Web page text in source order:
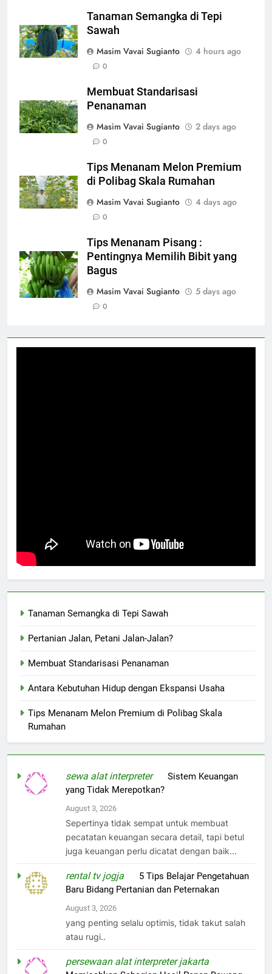
Tanaman Semangka di Tepi
Sawah
Masim Vavai Sugianto
4 hours ago
0
Membuat Standarisasi
Penanaman
Masim Vavai Sugianto
2 days ago
0
Tips Menanam Melon Premium
di Polibag Skala Rumahan
Masim Vavai Sugianto
4 days ago
0
Tips Menanam Pisang :
Pentingnya Memilih Bibit yang
Bagus
Masim Vavai Sugianto
5 days ago
0
Tanaman Semangka di Tepi Sawah
Pertanian Jalan, Petani Jalan-Jalan?
Membuat Standarisasi Penanaman
Antara Kebutuhan Hidup dengan Ekspansi Usaha
Tips Menanam Melon Premium di Polibag Skala
Rumahan
sewa alat interpreteronSistem Keuangan
yang Tidak Merepotkan?
August 3, 2026
Sepertinya tidak sempat untuk membuat
pecatatan keuangan secara detail, tapi betul
juga keuangan perlu dicatat dengan baik...
rental tv jogja
5 Tips Belajar Pengetahuan
Baru Bidang Pertanian dan Peternakan
August 3, 2026
yang penting selalu optimis, tidak takut salah
atau rugi..
persewaan alat interpreter jakarta